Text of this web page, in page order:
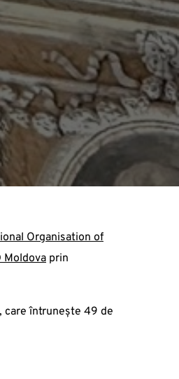
Organisation of
Moldova prin
întrunește 49 de